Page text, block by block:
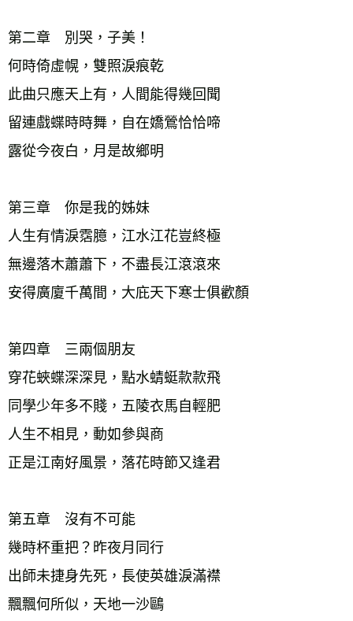
第二章　別哭，子美！
何時倚虛幌，雙照淚痕乾
此曲只應天上有，人間能得幾回聞
留連戲蝶時時舞，自在嬌鶯恰恰啼
露從今夜白，月是故鄉明
第三章　你是我的姊妹
人生有情淚霑臆，江水江花豈終極
無邊落木蕭蕭下，不盡長江滾滾來
安得廣廈千萬間，大庇天下寒士俱歡顏
第四章　三兩個朋友
穿花蛺蝶深深見，點水蜻蜓款款飛
同學少年多不賤，五陵衣馬自輕肥
人生不相見，動如參與商
正是江南好風景，落花時節又逢君
第五章　沒有不可能
幾時杯重把？昨夜月同行
出師未捷身先死，長使英雄淚滿襟
飄飄何所似，天地一沙鷗